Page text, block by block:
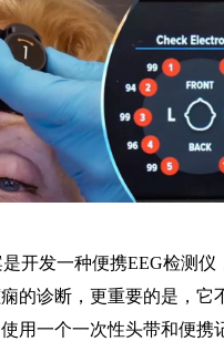
开发一种便携EEG检测仪
的诊断，更重要的是，它
用一个一次性头带和便携